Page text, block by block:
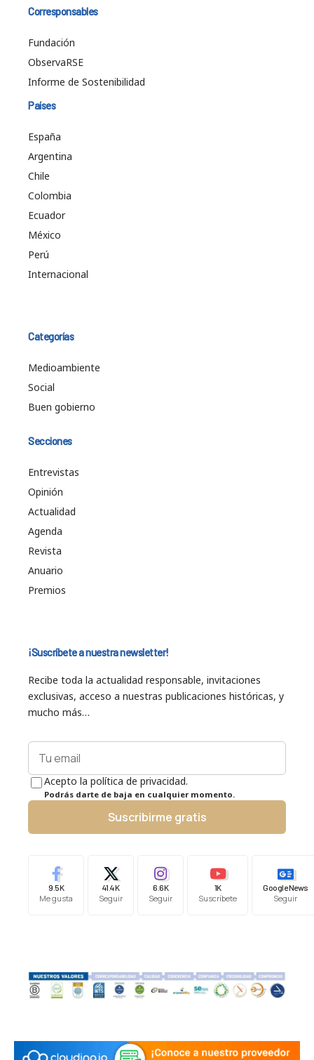
Corresponsables
Fundación
ObservaRSE
Informe de Sostenibilidad
Países
España
Argentina
Chile
Colombia
Ecuador
México
Perú
Internacional
Categorías
Medioambiente
Social
Buen gobierno
Secciones
Entrevistas
Opinión
Actualidad
Agenda
Revista
Anuario
Premios
¡Suscríbete a nuestra newsletter!
Recibe toda la actualidad responsable, invitaciones
exclusivas, acceso a nuestras publicaciones históricas, y
mucho más…
Acepto la política de privacidad.
Podrás darte de baja en cualquier momento.
Suscribirme gratis
9.5K
Me gusta
41.4K
Seguir
6.6K
Seguir
1K
Suscríbete
Google News
Seguir